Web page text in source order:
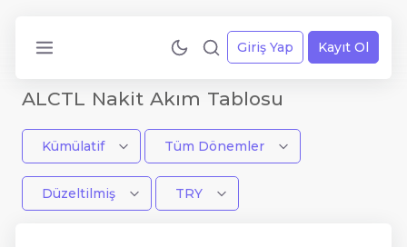
Giriş Yap Kayıt Ol
ALCTL Nakit Akım Tablosu
Kümülatif Tüm Dönemler
Düzeltilmiş TRY